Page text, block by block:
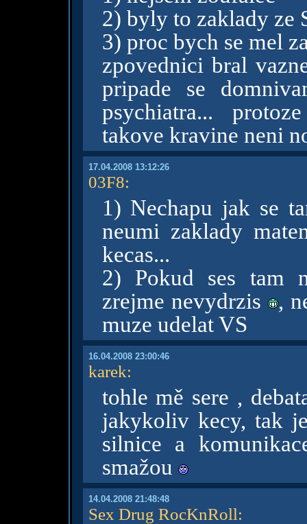
2) byly to zaklady ze
3) proc bych se mel
zpovednici bral
pripade se
psychiatra...
takove kravine neni
17.04.2008 13:12:26
03F8:
1) Nechapu jak se
neumi zaklady
kecas...
2) Pokud ses tam
zrejme nevydrzis
,
muze udelat VS
16.04.2008 23:00:46
karek:
tohle mě sere ,
jakykoliv kecy, tak
silnice a
smažou
14.04.2008 21:48:48
Sex Drug RocKnRoll: